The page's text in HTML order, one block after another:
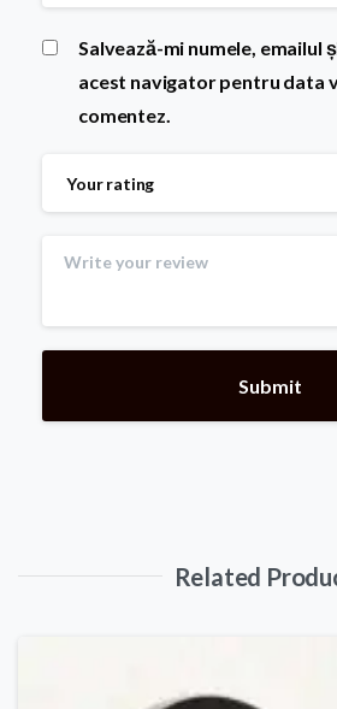
Salvează-mi numele, emailul
acest navigator pentru data
comentez.
Your rating
Related